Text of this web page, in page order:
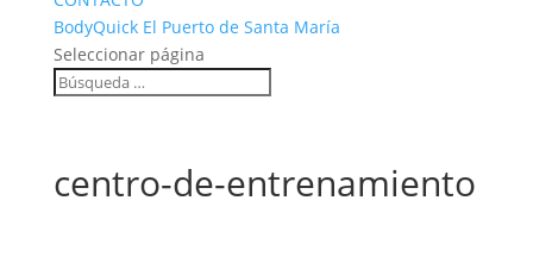
BodyQuick El Puerto de Santa María
Seleccionar página
centro-de-entrenamiento